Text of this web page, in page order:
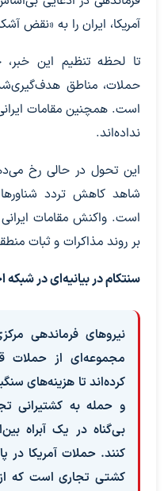
آمریکا، ایران را به «نقض
تا لحظه تنظیم این خبر،
حملات، مناطق
است. همچنین مقامات
نداده‌اند.
این تحول در حالی رخ
شاهد کاهش تردد
است. واکنش مقامات ایرانی
بر روند مذاکرات و ثبات
سنتکام در بیانیه‌ای در
نیروهای فرماندهی
مجموعه‌ای از حملات
کرده‌اند تا هزینه‌های
و حمله به کشتیرانی
بی‌گناه در یک آبراه
کنند. حملات آمریکا در
کشتی تجاری است که از